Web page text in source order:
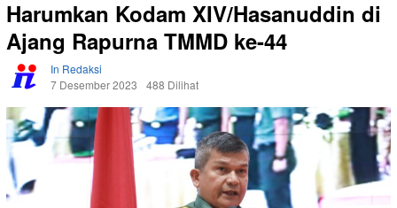
Harumkan Kodam XIV/Hasanuddin di
Ajang Rapurna TMMD ke-44
In Redaksi
7 Desember 2023
488 Dilihat